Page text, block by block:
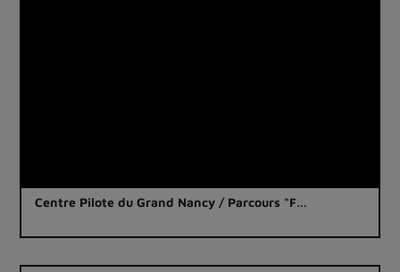
Centre Pilote du Grand Nancy / Parcours "F…